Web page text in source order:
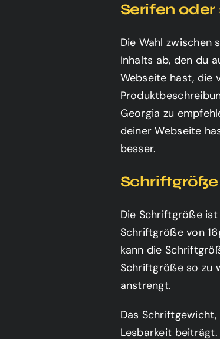
Serifen
Die Wahl
Inhalts ab, den du
Webseite hast, die
Georgia zu
deiner Webseite
besser.
Die Schriftgröße
Schriftgröße von
kann die
Schriftgröße so zu
anstrengt.
Das
Lesbarkeit